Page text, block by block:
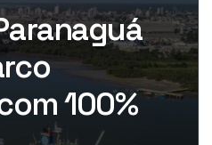
100%
se tornar
do Brasil